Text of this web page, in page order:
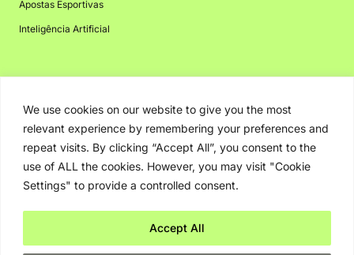
We use cookies on our website to give you the most
relevant experience by remembering your preferences and
repeat visits. By clicking “Accept All”, you consent to the
use of ALL the cookies. However, you may visit "Cookie
Settings" to provide a controlled consent.
Accept All
Apostas Esportivas
Inteligência Artificial
Criptomoedas
Notícias
Inteligência Artificial
Copyright © 2026. Greenbot. Todos os direitos